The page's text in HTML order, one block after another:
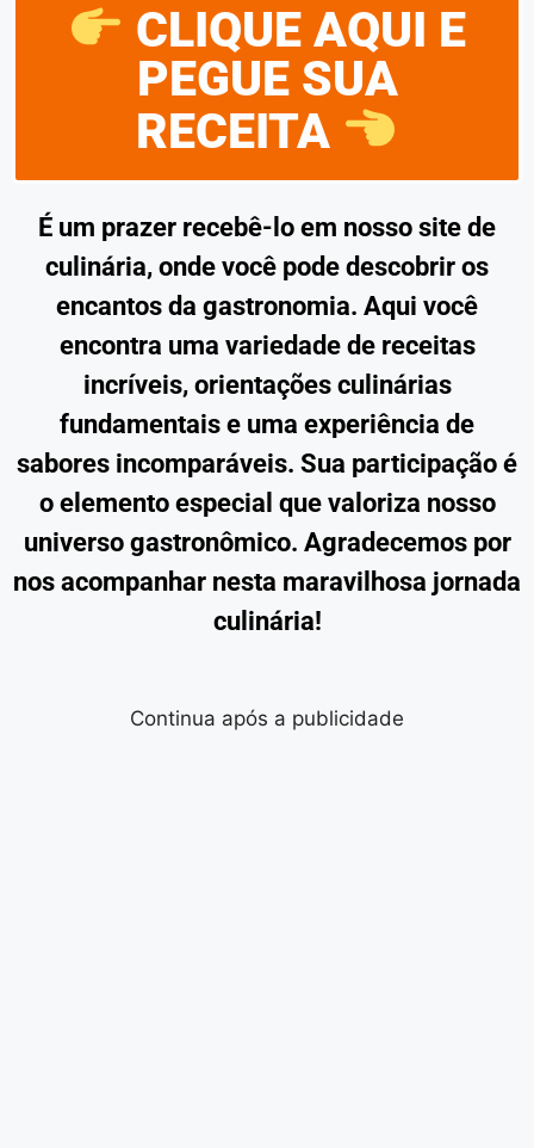
CLIQUE AQUI E
PEGUE SUA
RECEITA
É um prazer recebê-lo em nosso site de
culinária, onde você pode descobrir os
encantos da gastronomia. Aqui você
encontra uma variedade de receitas
incríveis, orientações culinárias
fundamentais e uma experiência de
sabores incomparáveis. Sua participação é
o elemento especial que valoriza nosso
universo gastronômico. Agradecemos por
nos acompanhar nesta maravilhosa jornada
culinária!
Continua após a publicidade